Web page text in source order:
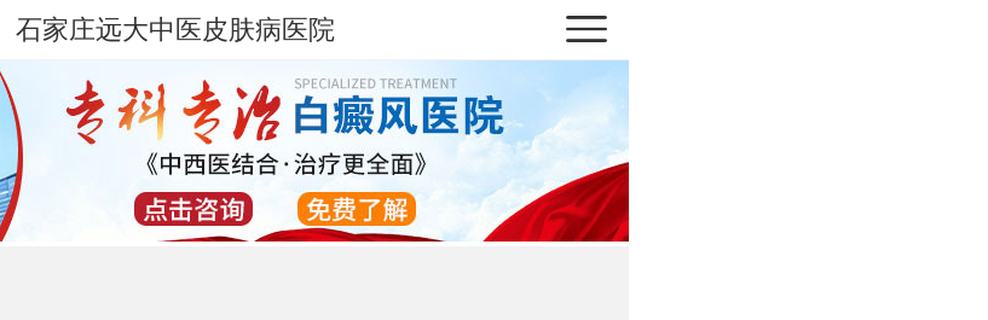
石家庄远大中医皮肤病医院